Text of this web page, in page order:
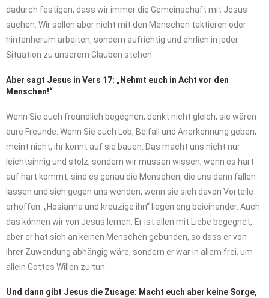
dadurch festigen, dass wir immer die Gemeinschaft mit Jesus
suchen. Wir sollen aber nicht mit den Menschen taktieren oder
hintenherum arbeiten, sondern aufrichtig und ehrlich in jeder
Situation zu unserem Glauben stehen.
Aber sagt Jesus in Vers 17: „Nehmt euch in Acht vor den
Menschen!“
Wenn Sie euch freundlich begegnen, denkt nicht gleich, sie wären
eure Freunde. Wenn Sie euch Lob, Beifall und Anerkennung geben,
meint nicht, ihr könnt auf sie bauen. Das macht uns nicht nur
leichtsinnig und stolz, sondern wir müssen wissen, wenn es hart
auf hart kommt, sind es genau die Menschen, die uns dann fallen
lassen und sich gegen uns wenden, wenn sie sich davon Vorteile
erhoffen. „Hosianna und kreuzige ihn“ liegen eng beieinander. Auch
das können wir von Jesus lernen. Er ist allen mit Liebe begegnet,
aber er hat sich an keinen Menschen gebunden, so dass er von
ihrer Zuwendung abhängig wäre, sondern er war in allem frei, um
allein Gottes Willen zu tun.
Und dann gibt Jesus die Zusage: Macht euch aber keine Sorge,